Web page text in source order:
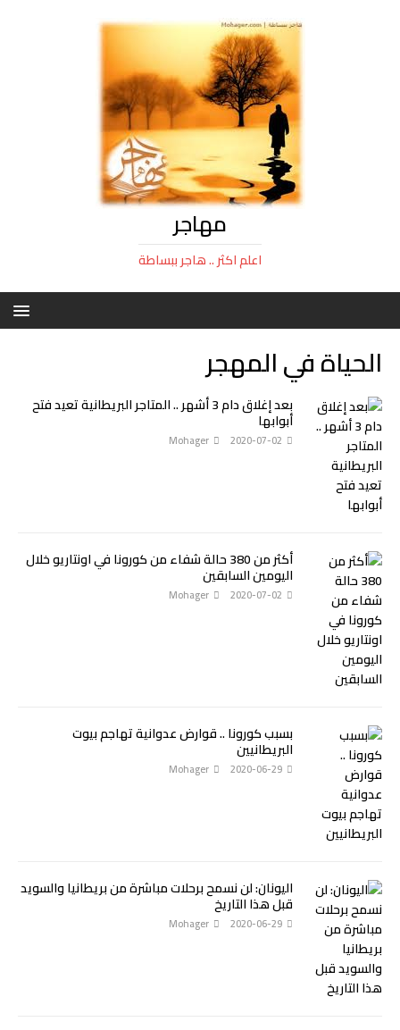
مهاجر
اعلم اكثر .. هاجر ببساطة
الحياة في المهجر
بعد إغلاق دام 3 أشهر .. المتاجر البريطانية تعيد فتح
أبوابها
2020-07-02
Mohager
أكثر من 380 حالة شفاء من كورونا في اونتاريو خلال
اليومين السابقين
2020-07-02
Mohager
بسبب كورونا .. قوارض عدوانية تهاجم بيوت
البريطانيين
2020-06-29
Mohager
اليونان: لن نسمح برحلات مباشرة من بريطانيا والسويد
قبل هذا التاريخ
2020-06-29
Mohager